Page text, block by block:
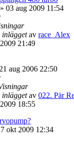
» 03 aug 2009 11:54
inläggetav race_Alex
21:49
21 aug 2006 22:50
inläggetav 022. Pär
18:55
okt 2009 12:34